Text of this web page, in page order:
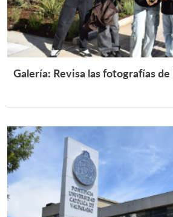
Galería: Revisa las fotografías